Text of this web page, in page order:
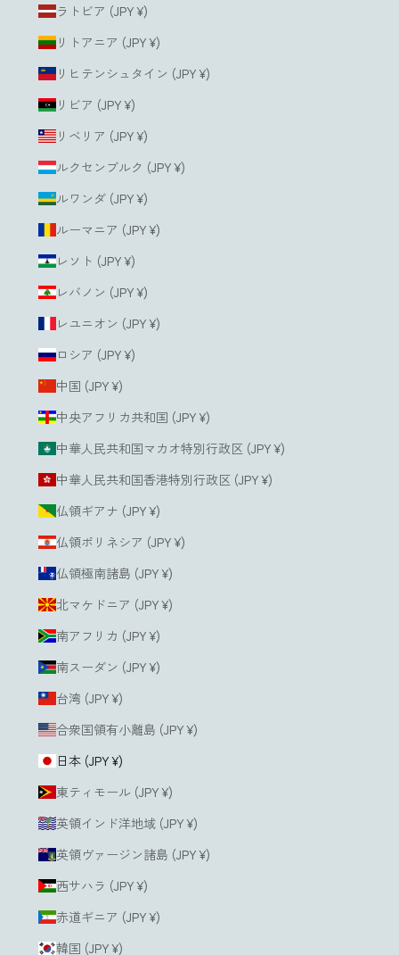
ラトビア (JPY ¥)
リトアニア (JPY ¥)
リヒテンシュタイン (JPY ¥)
リビア (JPY ¥)
リベリア (JPY ¥)
ルクセンブルク (JPY ¥)
ルワンダ (JPY ¥)
ルーマニア (JPY ¥)
レソト (JPY ¥)
レバノン (JPY ¥)
レユニオン (JPY ¥)
ロシア (JPY ¥)
中国 (JPY ¥)
中央アフリカ共和国 (JPY ¥)
中華人民共和国マカオ特別行政区 (JPY ¥)
中華人民共和国香港特別行政区 (JPY ¥)
仏領ギアナ (JPY ¥)
仏領ポリネシア (JPY ¥)
仏領極南諸島 (JPY ¥)
北マケドニア (JPY ¥)
南アフリカ (JPY ¥)
南スーダン (JPY ¥)
台湾 (JPY ¥)
合衆国領有小離島 (JPY ¥)
日本 (JPY ¥)
東ティモール (JPY ¥)
英領インド洋地域 (JPY ¥)
英領ヴァージン諸島 (JPY ¥)
西サハラ (JPY ¥)
赤道ギニア (JPY ¥)
韓国 (JPY ¥)